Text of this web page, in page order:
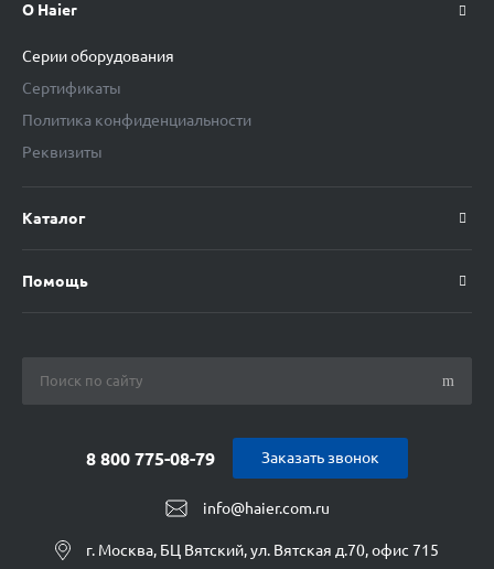
О Haier
Серии оборудования
Сертификаты
Политика конфиденциальности
Реквизиты
Каталог
Помощь
info@haier.com.ru
8 800 775-08-79
г. Москва, БЦ Вятский, ул. Вятская д.70, офис 715
Заказать звонок